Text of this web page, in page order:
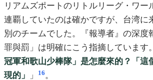
リアムズポートのリトルリーグ・ワー
連覇していたのは確かですが、台湾に
別のチームでした。『報導者』の深度
罪與罰」は明確にこう指摘しています
冠軍和歌山少棒隊」是怎麼來的？「這
現的」
」 16。